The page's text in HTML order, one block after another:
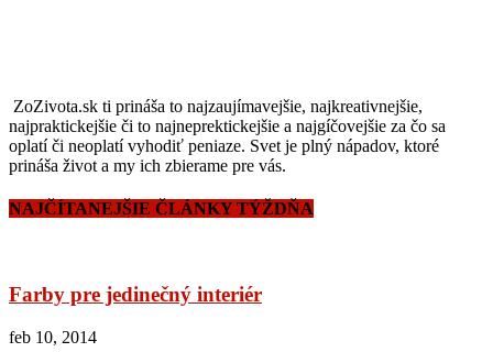
ZoZivota.sk ti prináša to najzaujímavejšie, najkreativnejšie,
najpraktickejšie či to najneprektickejšie a najgíčovejšie za čo sa
oplatí či neoplatí vyhodiť peniaze. Svet je plný nápadov, ktoré
prináša život a my ich zbierame pre vás.
NAJČÍTANEJŠIE ČLÁNKY TÝŽDŇA
Farby pre jedinečný interiér
feb 10, 2014